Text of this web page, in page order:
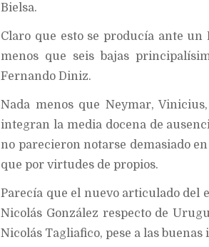
Bielsa.
Claro que esto se producía ante
menos que seis bajas
Fernando Diniz.
Nada menos que Neymar,
integran la media docena de
no parecieron notarse demasiado
que por virtudes de propios.
Parecía que el nuevo articulado del
Nicolás González respecto de
Nicolás Tagliafico, pese a las